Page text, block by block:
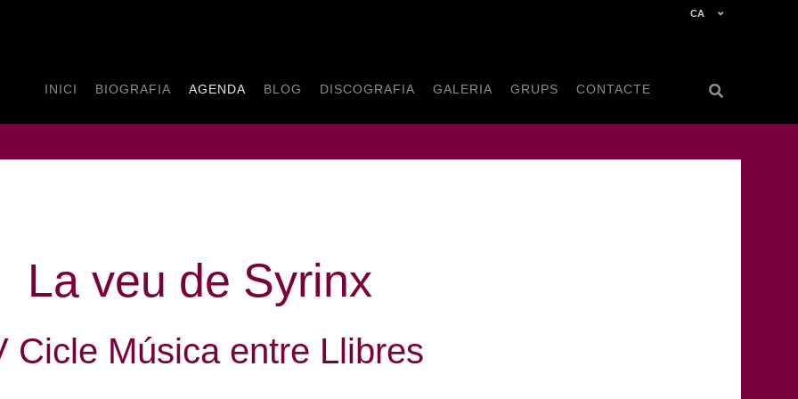
CA
INICI BIOGRAFIA AGENDA BLOG DISCOGRAFIA GALERIA GRUPS CONTACTE
La veu de Syrinx
Cicle Música entre Llibres